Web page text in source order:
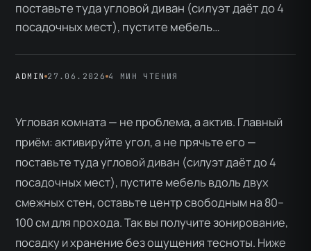
поставьте туда угловой диван (силуэт даёт до 4
посадочных мест), пустите мебель…
ADMIN 27.06.2026 4 МИН ЧТЕНИЯ
Угловая комната — не проблема, а актив. Главный
приём: активируйте угол, а не прячьте его —
поставьте туда угловой диван (силуэт даёт до 4
посадочных мест), пустите мебель вдоль двух
смежных стен, оставьте центр свободным на 80–
100 см для прохода. Так вы получите зонирование,
посадку и хранение без ощущения тесноты. Ниже